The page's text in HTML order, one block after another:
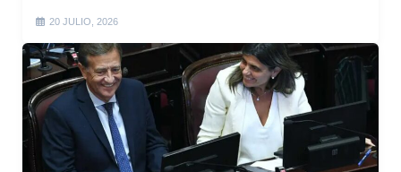
20 JULIO, 2026